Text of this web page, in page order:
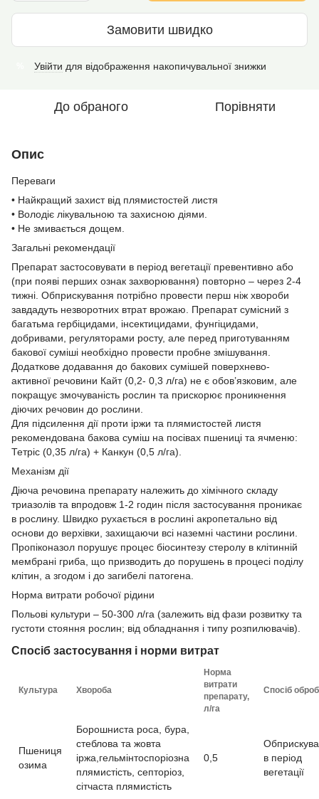
Замовити швидко
Увійти для відображення накопичувальної знижки
До обраного Порівняти
Опис
Переваги
• Найкращий захист від плямистостей листя
• Володіє лікувальною та захисною діями.
• Не змивається дощем.
Загальні рекомендації
Препарат застосовувати в період вегетації превентивно або
(при появі перших ознак захворювання) повторно – через 2-4
тижні. Обприскування потрібно провести перш ніж хвороби
завдадуть незворотних втрат врожаю. Препарат сумісний з
багатьма гербіцидами, інсектицидами, фунгіцидами,
добривами, регуляторами росту, але перед приготуванням
бакової суміші необхідно провести пробне змішування.
Додаткове додавання до бакових сумішей поверхнево-
активної речовини Кайт (0,2- 0,3 л/га) не є обов’язковим, але
покращує змочуваність рослин та прискорює проникнення
діючих речовин до рослини.
Для підсилення дії проти іржи та плямистостей листя
рекомендована бакова суміш на посівах пшениці та ячменю:
Тетріс (0,35 л/га) + Канкун (0,5 л/га).
Механізм дії
Діюча речовина препарату належить до хімічного складу
триазолів та впродовж 1-2 годин після застосування проникає
в рослину. Швидко рухається в рослині акропетально від
основи до верхівки, захищаючи всі наземні частини рослини.
Пропіконазол порушує процес біосинтезу стеролу в клітинній
мембрані гриба, що призводить до порушень в процесі поділу
клітин, а згодом і до загибелі патогена.
Норма витрати робочої рідини
Польові культури – 50-300 л/га (залежить від фази розвитку та
густоти стояння рослин; від обладнання і типу розпилювачів).
Спосіб застосування і норми витрат
Культура Хвороба
Норма
витрати
препарату,
л/га
Спосіб
Пшениця
озима
Борошниста роса, бура,
стеблова та жовта
іржа,гельмінтоспоріозна
плямистість, септоріоз,
сітчаста плямистість
0,5
в період
вегетації